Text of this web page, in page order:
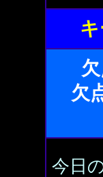
欠
今日